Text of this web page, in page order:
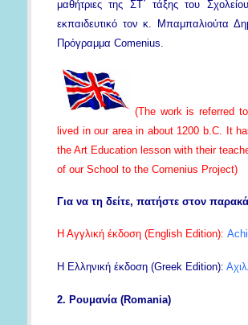
μαθήτριες της ΣΤ΄ τάξης του
εκπαιδευτικό τον κ. Μπαμπαλιούτα
Πρόγραμμα Comenius.
(The work is referred
lived in our area in about 1200 b.C. It
the Art Education lesson with their
of our School to the Comenius Project)
Για να τη δείτε, πατήστε στον
Η Αγγλική έκδοση (English Edition):
Η Ελληνική έκδοση (Greek Edition):
2. Ρουμανία (Romania)